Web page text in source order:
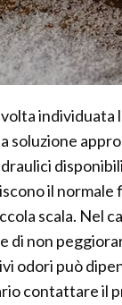
individuata
soluzione
il normale
scala. Nel
di non
odori può
contattare il